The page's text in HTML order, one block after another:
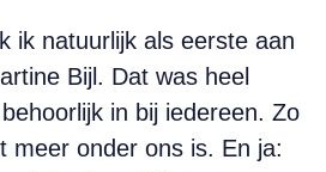
ik natuurlijk als eerste aan
Bijl. Dat was heel
in bij iedereen. Zo
meer onder ons is. En ja: